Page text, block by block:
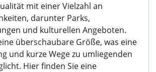
mit einer Vielzahl an
darunter Parks,
und kulturellen Angeboten.
überschaubare Größe, was eine
und kurze Wege zu umliegenden
Hier finden Sie eine